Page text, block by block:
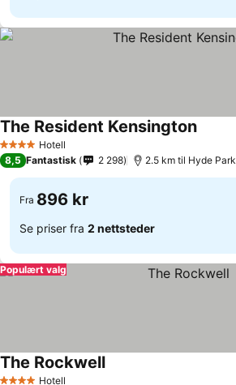
4 StjernerHotell
The Resident Kensington
8,5 Fantastisk 2 298 2.5 km til Hyde Park
Fra 896 kr
Se priser fra 2 nettsteder
Populært valg
Hotell
The Rockwell